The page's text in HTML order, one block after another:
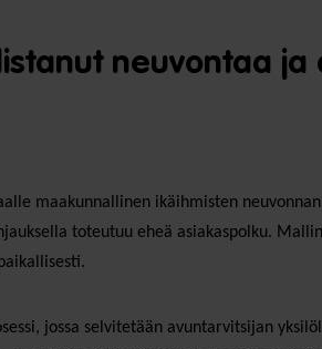
neuvontaa
maakunnallinen ikäihmisten
toteutuu eheä asiakaspolku.
jossa selvitetään avuntarvitsijan